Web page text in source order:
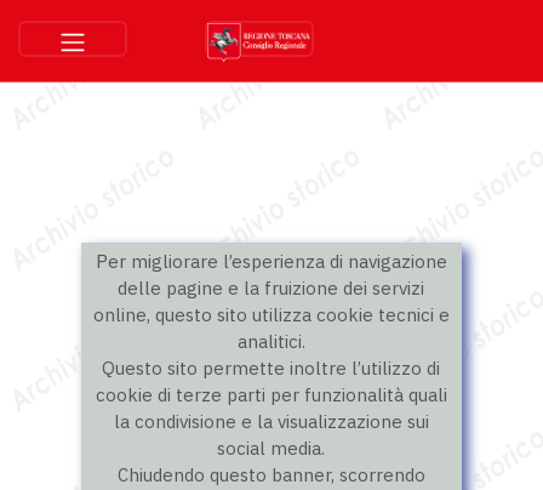
Per migliorare l’esperienza di navigazione
delle pagine e la fruizione dei servizi
online, questo sito utilizza cookie tecnici e
analitici.
Questo sito permette inoltre l’utilizzo di
cookie di terze parti per funzionalità quali
la condivisione e la visualizzazione sui
social media.
Chiudendo questo banner, scorrendo